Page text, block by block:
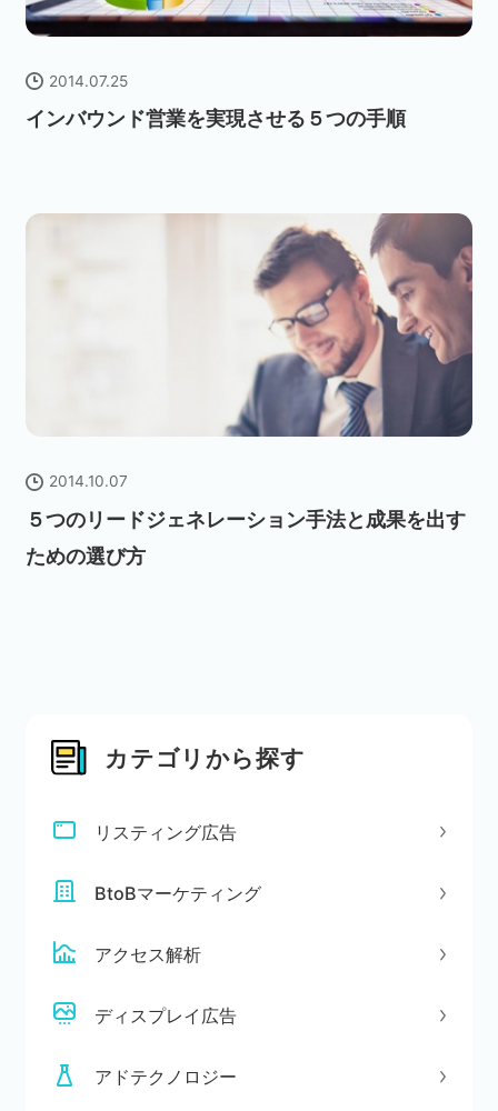
2014.07.25
インバウンド営業を実現させる５つの手順
2014.10.07
５つのリードジェネレーション手法と成果を出す
ための選び方
カテゴリから探す
リスティング広告
BtoBマーケティング
アクセス解析
ディスプレイ広告
アドテクノロジー